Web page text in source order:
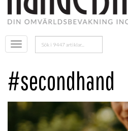
Öppna
menyn
Sök
efter:
#secondhand